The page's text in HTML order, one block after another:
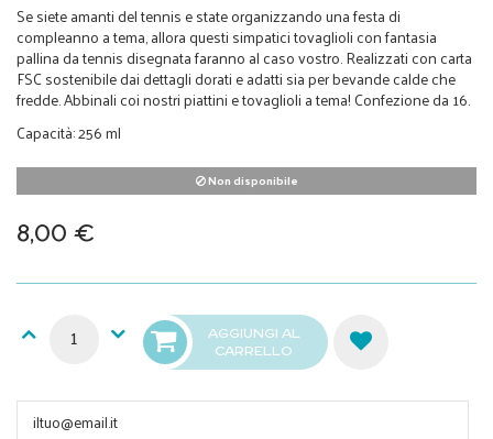
Se siete amanti del tennis e state organizzando una festa di
compleanno a tema, allora questi simpatici tovaglioli con fantasia
pallina da tennis disegnata faranno al caso vostro. Realizzati con carta
FSC sostenibile dai dettagli dorati e adatti sia per bevande calde che
fredde. Abbinali coi nostri piattini e tovaglioli a tema! Confezione da 16.
Capacità: 256 ml
Non disponibile
8,00 €
AGGIUNGI AL
CARRELLO